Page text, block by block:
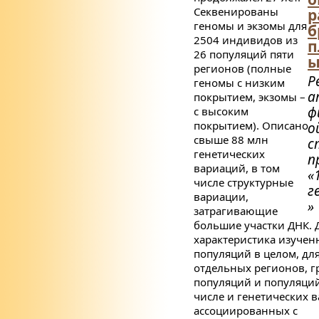
»
Секвенированы
геномы и экзомы для
2504 индивидов из
26 популяций пяти
регионов (полные
геномы с низким
покрытием, экзомы –
с высоким
покрытием). Описано
свыше 88 млн
генетических
вариаций, в том
числе структурные
вариации,
затрагивающие
большие участки ДНК.
характеристика
популяций в целом,
отдельных регионов,
популяций и
числе и генетических
ассоциированных с